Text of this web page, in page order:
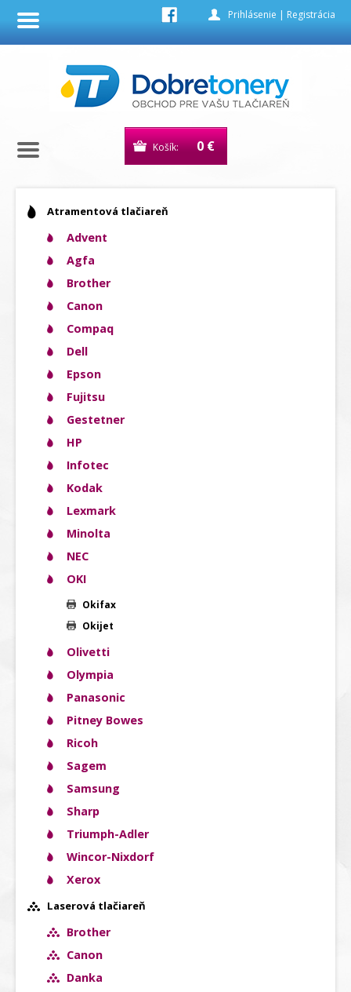
Prihlásenie | Registrácia
Košík: 0 €
Atramentová tlačiareň
Advent
Agfa
Brother
Canon
Compaq
Dell
Epson
Fujitsu
Gestetner
HP
Infotec
Kodak
Lexmark
Minolta
NEC
OKI
Okifax
Okijet
Olivetti
Olympia
Panasonic
Pitney Bowes
Ricoh
Sagem
Samsung
Sharp
Triumph-Adler
Wincor-Nixdorf
Xerox
Laserová tlačiareň
Brother
Canon
Danka